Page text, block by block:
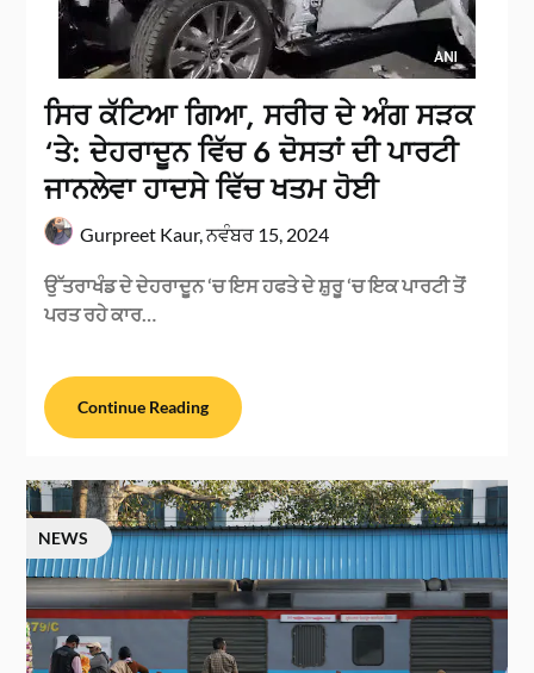
ਸਿਰ ਕੱਟਿਆ ਗਿਆ, ਸਰੀਰ ਦੇ ਅੰਗ ਸੜਕ
‘ਤੇ: ਦੇਹਰਾਦੂਨ ਵਿੱਚ 6 ਦੋਸਤਾਂ ਦੀ ਪਾਰਟੀ
ਜਾਨਲੇਵਾ ਹਾਦਸੇ ਵਿੱਚ ਖਤਮ ਹੋਈ
Gurpreet Kaur,ਨਵੰਬਰ 15, 2024
ਉੱਤਰਾਖੰਡ ਦੇ ਦੇਹਰਾਦੂਨ ‘ਚ ਇਸ ਹਫਤੇ ਦੇ ਸ਼ੁਰੂ ‘ਚ ਇਕ ਪਾਰਟੀ ਤੋਂ
ਪਰਤ ਰਹੇ ਕਾਰ…
Continue Reading
NEWS